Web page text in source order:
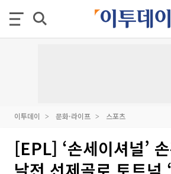
이투데이 문화·라이프 스포츠
[EPL] ‘손세이셔널’